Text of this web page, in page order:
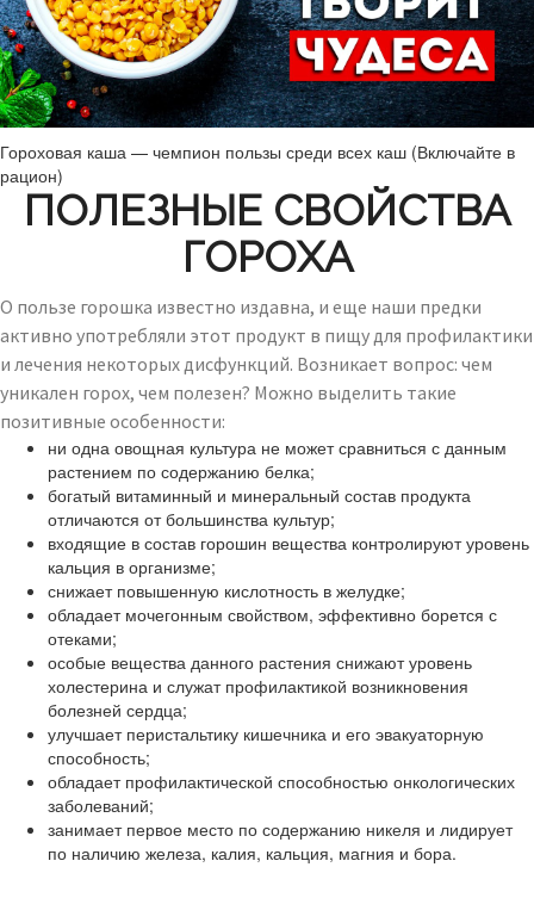
Гороховая каша — чемпион пользы среди всех каш (Включайте в
рацион)
ПОЛЕЗНЫЕ СВОЙСТВА
ГОРОХА
О пользе горошка известно издавна, и еще наши предки
активно употребляли этот продукт в пищу для профилактики
и лечения некоторых дисфункций. Возникает вопрос: чем
уникален горох, чем полезен? Можно выделить такие
позитивные особенности:
ни одна овощная культура не может сравниться с данным
растением по содержанию белка;
богатый витаминный и минеральный состав продукта
отличаются от большинства культур;
входящие в состав горошин вещества контролируют уровень
кальция в организме;
снижает повышенную кислотность в желудке;
обладает мочегонным свойством, эффективно борется с
отеками;
особые вещества данного растения снижают уровень
холестерина и служат профилактикой возникновения
болезней сердца;
улучшает перистальтику кишечника и его эвакуаторную
способность;
обладает профилактической способностью онкологических
заболеваний;
занимает первое место по содержанию никеля и лидирует
по наличию железа, калия, кальция, магния и бора.